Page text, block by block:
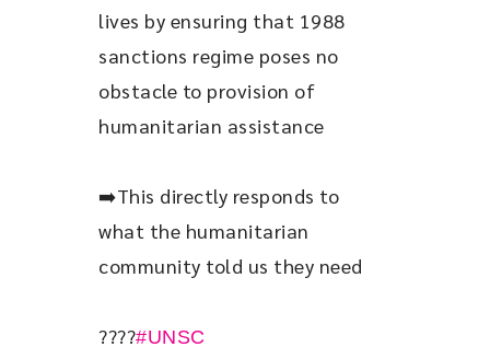
lives by ensuring that 1988
sanctions regime poses no
obstacle to provision of
humanitarian assistance
➡️This directly responds to
what the humanitarian
community told us they need
????#UNSC